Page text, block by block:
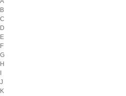
B
C
D
E
F
G
H
J
K